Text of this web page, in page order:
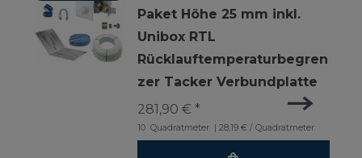
Paket Höhe 25 mm inkl.
Unibox RTL
Rücklauftemperaturbegren
zer Tacker Verbundplatte
281,90 € *
10 Quadratmeter | 28,19 € / Quadratmeter